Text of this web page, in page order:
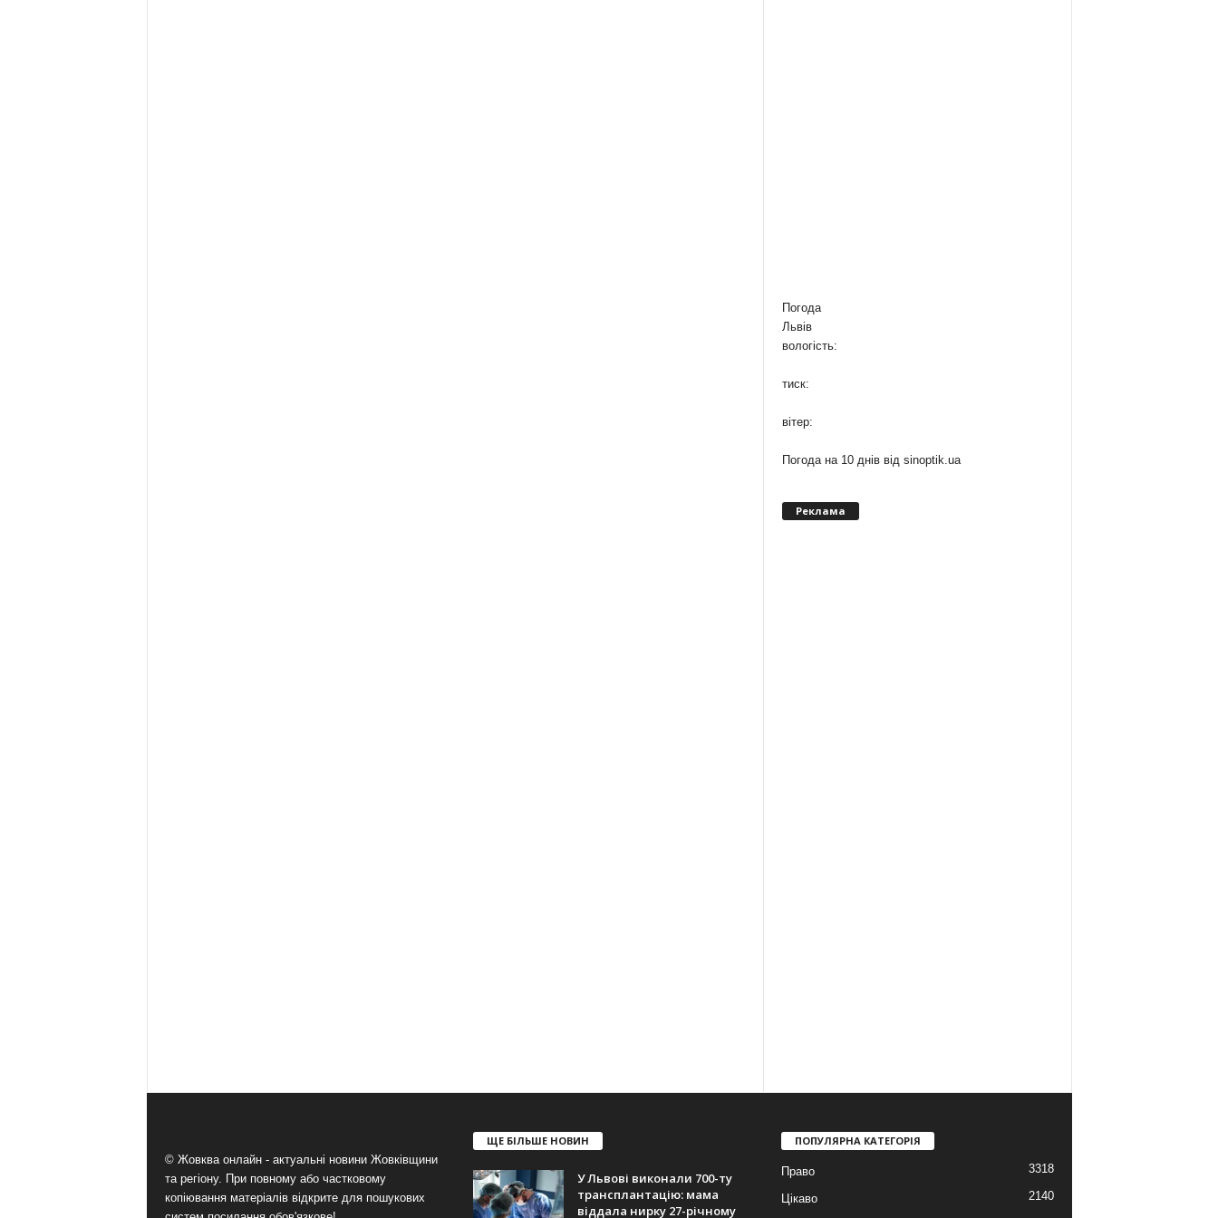
Погода
Львів
вологість:
тиск:
вітер:
Погода на 10 днів від sinoptik.ua
Реклама
© Жовква онлайн - актуальні новини Жовківщини
та регіону. При повному або частковому
копіювання матеріалів відкрите для пошукових
ЩЕ БІЛЬШЕ НОВИН
У Львові виконали 700-ту
трансплантацію: мама
віддала нирку 27-річному
ПОПУЛЯРНА КАТЕГОРІЯ
Право 3318
Цікаво
2140